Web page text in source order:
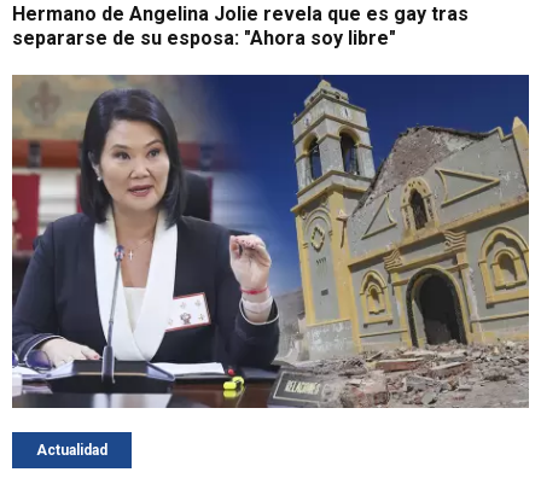
Hermano de Angelina Jolie revela que es gay tras
separarse de su esposa: "Ahora soy libre"
Actualidad